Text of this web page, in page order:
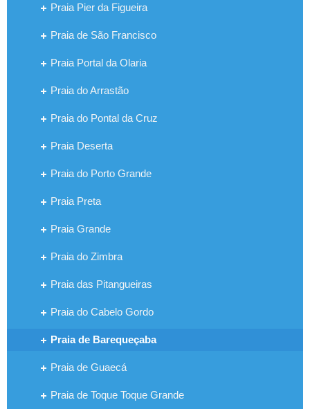
Praia Pier da Figueira
Praia de São Francisco
Praia Portal da Olaria
Praia do Arrastão
Praia do Pontal da Cruz
Praia Deserta
Praia do Porto Grande
Praia Preta
Praia Grande
Praia do Zimbra
Praia das Pitangueiras
Praia do Cabelo Gordo
Praia de Barequeçaba
Praia de Guaecá
Praia de Toque Toque Grande